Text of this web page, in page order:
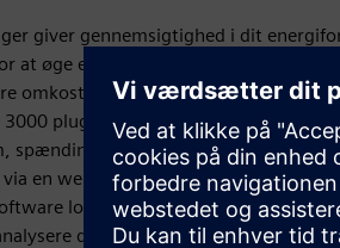
giver gennemsigtighed i dit
at øge energieffektiviteten og
omkostninger og CO2-emissioner.
3000 plug & opere-løsningen forbereder
spænding, strøm og meget mere. Du
en webgrænseflade eller med den pc-
lokalt i dit virksomhedsnetværk.
dem via Siemens cloud-